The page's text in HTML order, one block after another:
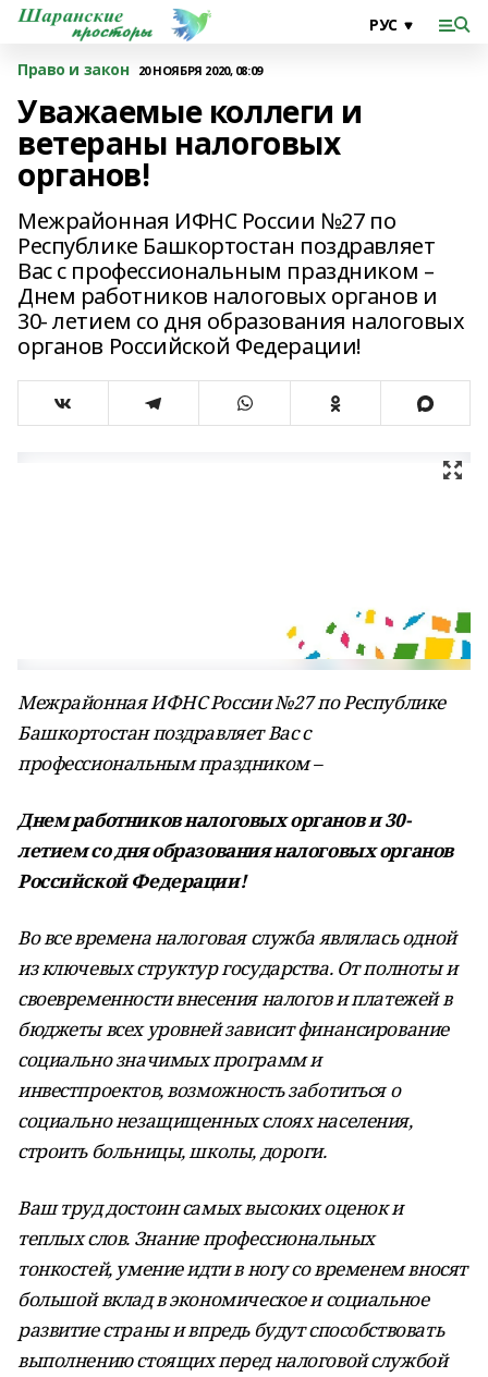
Право и закон 20 НОЯБРЯ 2020, 08:09
Уважаемые коллеги и
ветераны налоговых
органов!
Межрайонная ИФНС России №27 по
Республике Башкортостан поздравляет
Вас с профессиональным праздником –
Днем работников налоговых органов и
30- летием со дня образования налоговых
органов Российской Федерации!
МежрайоннаяИФНСРоссии№27поРеспублике
Башкортостан поздравляет Вас с
профессиональным праздником –
Днем работников налоговых органови 30-
летием со дня образования налоговых органов
Российской Федерации!
Во все времена налоговая служба являлась одной
из ключевых структур государства. От полноты и
своевременности внесения налогов и платежей в
бюджеты всех уровней зависит финансирование
социально значимых программ и
инвестпроектов, возможность заботиться о
социально незащищенных слоях населения,
строить больницы, школы, дороги.
Ваш труд достоин самых высоких оценок и
теплых слов. Знание профессиональных
тонкостей, умение идти в ногу со временем вносят
большой вклад в экономическое и социальное
развитие страны и впредь будут способствовать
выполнению стоящихперед налоговой службой